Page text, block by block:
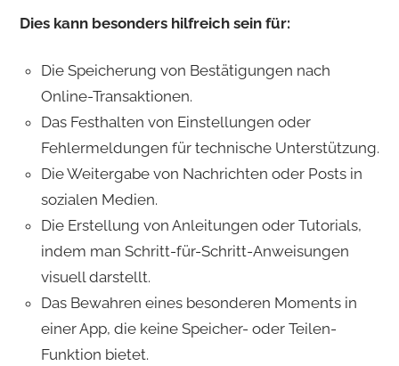
Dies kann besonders hilfreich sein für:
Die Speicherung von Bestätigungen nach
Online-Transaktionen.
Das Festhalten von Einstellungen oder
Fehlermeldungen für technische Unterstützung.
Die Weitergabe von Nachrichten oder Posts in
sozialen Medien.
Die Erstellung von Anleitungen oder Tutorials,
indem man Schritt-für-Schritt-Anweisungen
visuell darstellt.
Das Bewahren eines besonderen Moments in
einer App, die keine Speicher- oder Teilen-
Funktion bietet.